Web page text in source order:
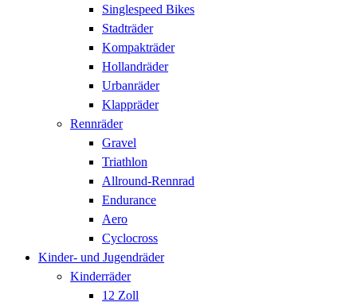
Singlespeed Bikes
Stadträder
Kompakträder
Hollandräder
Urbanräder
Klappräder
Rennräder
Gravel
Triathlon
Allround-Rennrad
Endurance
Aero
Cyclocross
Kinder- und Jugendräder
Kinderräder
12 Zoll